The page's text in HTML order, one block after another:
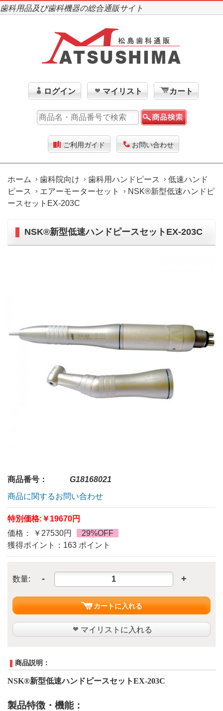
歯科用品及び歯科機器の総合通販サイト
ログイン マイリスト カート
ご利用ガイド お問い合わせ
ホーム 歯科院向け 歯科用ハンドピース
低速ハンド
ピース
エアーモーターセット
NSK®新型低速ハンドピ
ースセットEX-203C
NSK®新型低速ハンドピースセットEX-203C
商品番号：
G18168021
商品に関するお問い合わせ
特別価格: ￥19670円
価格： ￥27530円
29%OFF
獲得ポイント：163 ポイント
数量: - +
カートに入れる
マイリストに入れる
商品説明：
NSK®新型低速ハンドピースセットEX-203C
製品特徴・機能：